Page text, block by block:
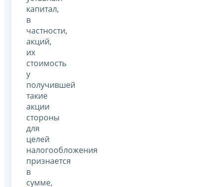
капитал,
в
частности,
акций,
их
стоимость
у
получившей
такие
акции
стороны
для
целей
налогообложения
признается
в
сумме,